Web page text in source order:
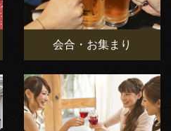
会合・お集まり